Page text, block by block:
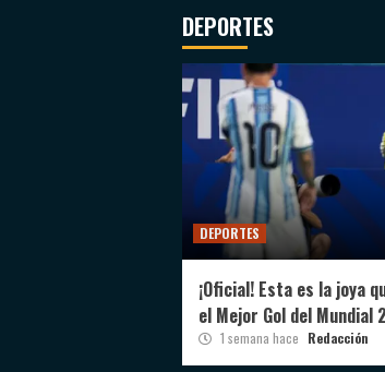
DEPORTES
DEPORTES
¡Oficial! Esta es la joya
el Mejor Gol del Mundial
1 semana hace Redacción